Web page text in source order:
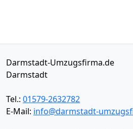
Darmstadt-Umzugsfirma.de
Darmstadt
Tel.: 01579-2632782
E-Mail: info@darmstadt-